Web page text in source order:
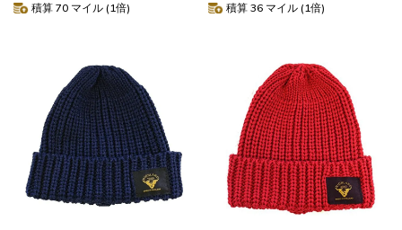
積算 70 マイル (1倍) 積算 36 マイル (1倍)